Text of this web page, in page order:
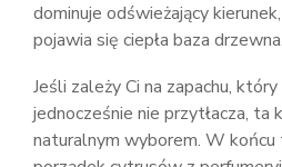
dominuje odświeżający
pojawia się ciepła baza drzewna.
Jeśli zależy Ci na zapachu,
jednocześnie nie przytłacza, ta
naturalnym wyborem. W końcu